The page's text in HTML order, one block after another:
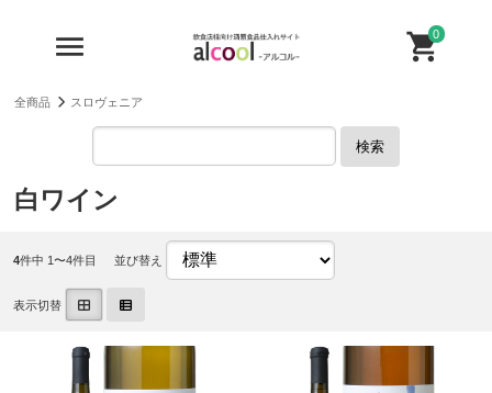
0
全商品 スロヴェニア
検索
白ワイン
4件中 1〜4件目 並び替え
表示切替